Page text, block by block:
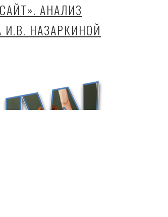
АНАЛИЗ
И.В. НАЗАРКИНОЙ